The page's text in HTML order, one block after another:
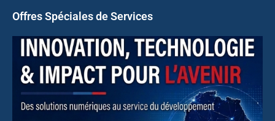
Offres Spéciales de Services